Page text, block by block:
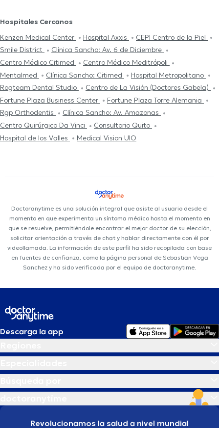
Hospitales Cercanos
Kenzen Medical Center
Hospital Axxis
CEPI Centro de la Piel
Smile District
Clínica Sancho: Av. 6 de Diciembre
Centro Médico Citimed
Centro Médico Meditrópoli
Mentalmed
Clínica Sancho: Citimed
Hospital Metropolitano
Rogteam Dental Studio
Centro de La Visión (Doctores Gabela)
Fortune Plaza Business Center
Fortune Plaza Torre Alemania
Rgp Orthodentis
Clínica Sancho: Av. Amazonas
Centro Quirúrgico Da Vinci
Consultorio Quito
Hospital de los Valles
Medical Vision UIO
Doctoranytime es una solución integral que asiste al usuario desde el
momento en que experimenta un síntoma médico hasta el momento en
que se resuelve, permitiéndole encontrar el mejor doctor de su elección,
solicitar orientación a través de chat y hablar directamente con él por
videollamada. La información de este perfil ha sido recopilada con base
en fuentes de confianza, como la página personal de Sebastian Vega
Sanchez y ha sido verificada por el equipo de doctoranytime.
Descarga la app
Revolucionamos la salud a nivel mundial